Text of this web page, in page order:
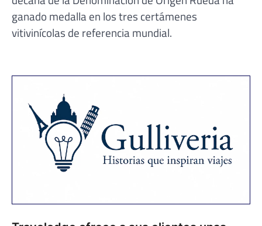
ganado medalla en los tres certámenes
vitivinícolas de referencia mundial.